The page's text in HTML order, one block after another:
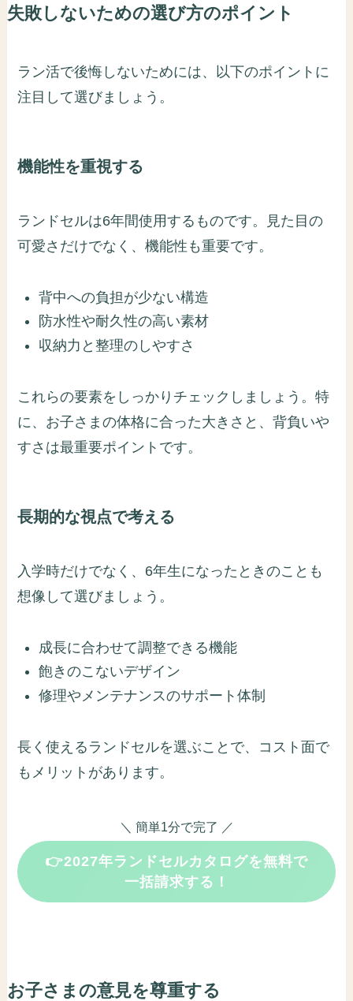
失敗しないための選び方のポイント
ラン活で後悔しないためには、以下のポイントに
注目して選びましょう。
機能性を重視する
ランドセルは6年間使用するものです。見た目の
可愛さだけでなく、機能性も重要です。
背中への負担が少ない構造
防水性や耐久性の高い素材
収納力と整理のしやすさ
これらの要素をしっかりチェックしましょう。特
に、お子さまの体格に合った大きさと、背負いや
すさは最重要ポイントです。
長期的な視点で考える
入学時だけでなく、6年生になったときのことも
想像して選びましょう。
成長に合わせて調整できる機能
飽きのこないデザイン
修理やメンテナンスのサポート体制
長く使えるランドセルを選ぶことで、コスト面で
もメリットがあります。
＼ 簡単1分で完了 ／
👉2027年ランドセルカタログを無料で
一括請求する！
お子さまの意見を尊重する